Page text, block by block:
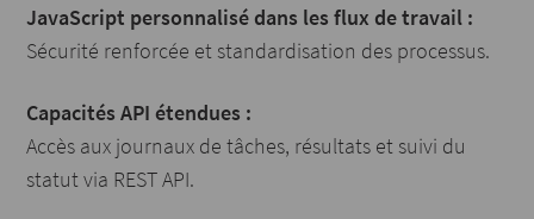
JavaScript personnalisé dans les flux de travail :
Sécurité renforcée et standardisation des processus.
Capacités API étendues :
Accès aux journaux de tâches, résultats et suivi du
statut via REST API.